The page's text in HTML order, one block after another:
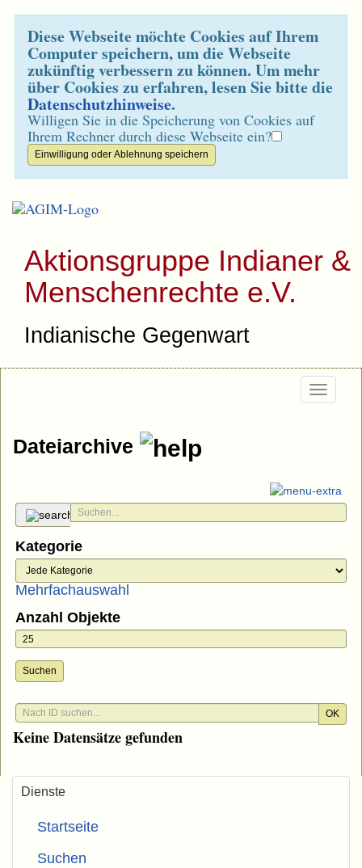
Diese Webseite möchte Cookies auf Ihrem
Computer speichern, um die Webseite
zukünftig verbessern zu können. Um mehr
über Cookies zu erfahren, lesen Sie bitte die
Datenschutzhinweise.
Willigen Sie in die Speicherung von Cookies auf
Ihrem Rechner durch diese Webseite ein?
Aktionsgruppe Indianer &
Menschenrechte e.V.
Indianische Gegenwart
Dateiarchive
Kategorie
Mehrfachauswahl
Anzahl Objekte
Suchen
OK
Keine Datensätze gefunden
Dienste
Startseite
Suchen